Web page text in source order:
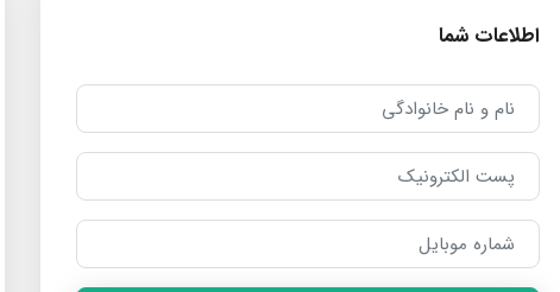
اطلاعات شما